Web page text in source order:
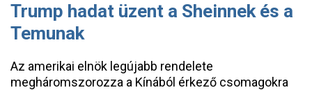
Trump hadat üzent a Sheinnek és a
Temunak
Az amerikai elnök legújabb rendelete
megháromszorozza a Kínából érkező csomagokra